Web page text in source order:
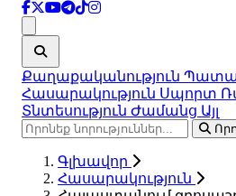
Քաղաքականություն
Հասարակություն Սպորտ
Տնտեսություն Ժամանց Այլ
Գլխավոր
Հասարակություն